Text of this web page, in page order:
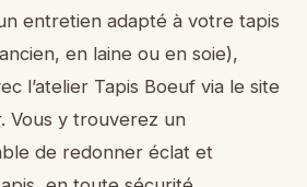
entretien adapté à votre tapis
en laine ou en soie),
l’atelier Tapis Boeuf via le site
. Vous y trouverez un
de redonner éclat et